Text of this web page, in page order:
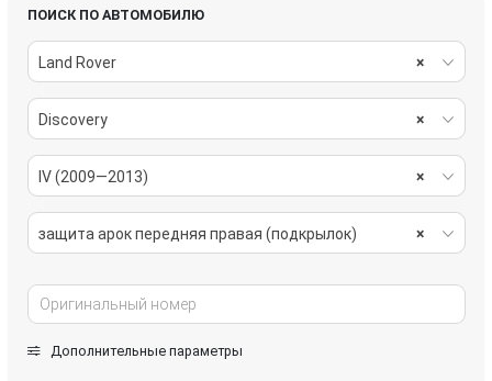
ПОИСК ПО АВТОМОБИЛЮ
×
Land Rover
×
Discovery
×
IV (2009—2013)
×
защита арок передняя правая (подкрылок)
Дополнительные параметры